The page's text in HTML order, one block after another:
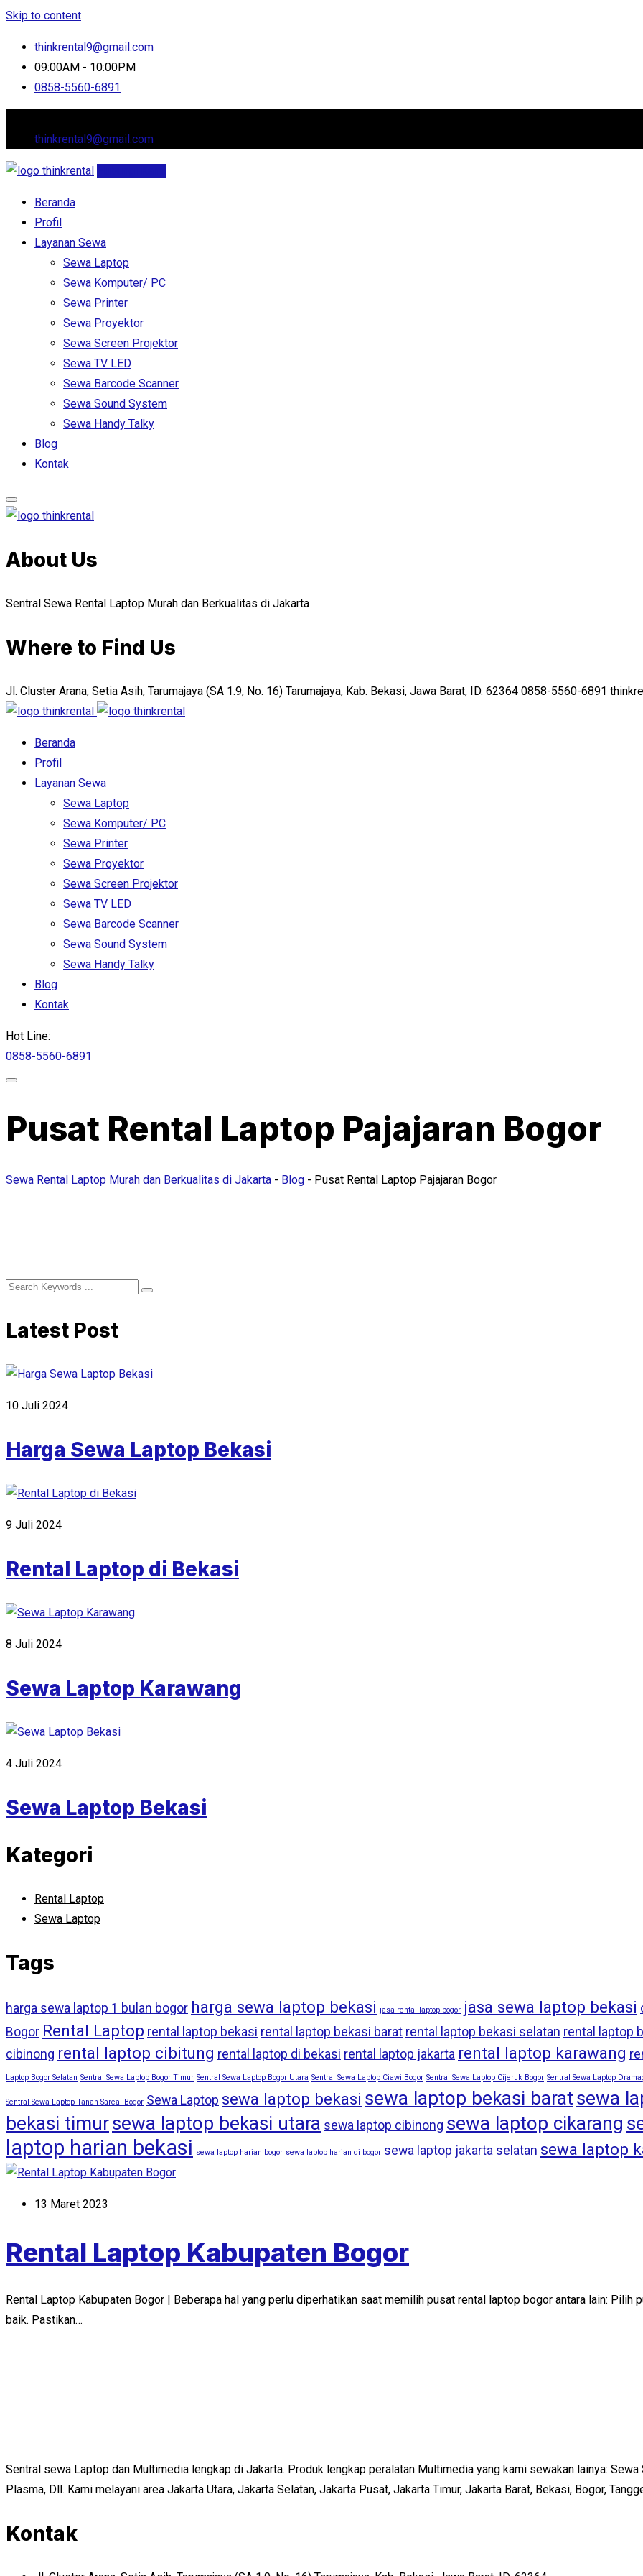
Skip to content
thinkrental9@gmail.com
09:00AM - 10:00PM
0858-5560-6891
thinkrental9@gmail.com
Beranda
Profil
Layanan Sewa
Sewa Laptop
Sewa Komputer/ PC
Sewa Printer
Sewa Proyektor
Sewa Screen Projektor
Sewa TV LED
Sewa Barcode Scanner
Sewa Sound System
Sewa Handy Talky
Blog
Kontak
About Us
Sentral Sewa Rental Laptop Murah dan Berkualitas di Jakarta
Where to Find Us
Jl. Cluster Arana, Setia Asih, Tarumajaya (SA 1.9, No. 16) Tarumajaya, Kab. Bekasi, Jawa Barat, ID. 62364 0858-5560-6891
Beranda
Profil
Layanan Sewa
Sewa Laptop
Sewa Komputer/ PC
Sewa Printer
Sewa Proyektor
Sewa Screen Projektor
Sewa TV LED
Sewa Barcode Scanner
Sewa Sound System
Sewa Handy Talky
Blog
Kontak
Hot Line:
0858-5560-6891
Pusat Rental Laptop Pajajaran Bogor
Sewa Rental Laptop Murah dan Berkualitas di Jakarta - Blog - Pusat Rental Laptop Pajajaran Bogor
Latest Post
10 Juli 2024
Harga Sewa Laptop Bekasi
9 Juli 2024
Rental Laptop di Bekasi
8 Juli 2024
Sewa Laptop Karawang
4 Juli 2024
Sewa Laptop Bekasi
Kategori
Rental Laptop
Sewa Laptop
Tags
harga sewa laptop 1 bulan bogor harga sewa laptop bekasi jasa rental laptop bogor jasa sewa laptop bekasi
Bogor Rental Laptop rental laptop bekasi rental laptop bekasi barat rental laptop bekasi selatan rental laptop
cibinong rental laptop cibitung rental laptop di bekasi rental laptop jakarta rental laptop karawang
Laptop Bogor Selatan Sentral Sewa Laptop Bogor Timur Sentral Sewa Laptop Bogor Utara Sentral Sewa Laptop Ciawi Bogor Sentral Sewa Laptop Cijeruk Bogor Sentral Sewa Laptop
Sentral Sewa Laptop Tanah Sareal Bogor Sewa Laptop sewa laptop bekasi sewa laptop bekasi barat sewa
bekasi timursewa laptop bekasi utara sewa laptop cibinong sewa laptop cikarang
laptop harian bekasi sewa laptop harian bogor sewa laptop harian di bogor sewa laptop jakarta selatan sewa laptop
13 Maret 2023
Rental Laptop Kabupaten Bogor
Rental Laptop Kabupaten Bogor | Beberapa hal yang perlu diperhatikan saat memilih pusat rental laptop bogor antara lain:
baik. Pastikan…
Sentral sewa Laptop dan Multimedia lengkap di Jakarta. Produk lengkap peralatan Multimedia yang kami sewakan lainya:
Plasma, Dll. Kami melayani area Jakarta Utara, Jakarta Selatan, Jakarta Pusat, Jakarta Timur, Jakarta Barat, Bekasi, Bogor,
Kontak